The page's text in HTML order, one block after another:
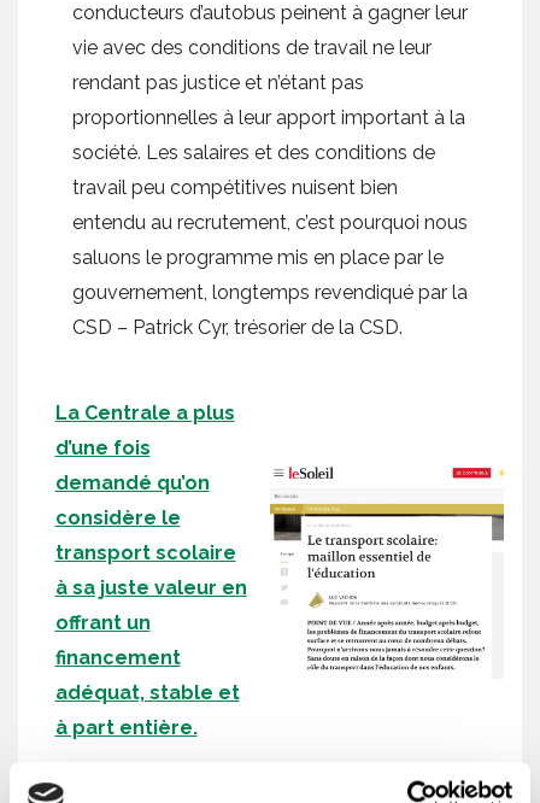
conducteurs d’autobus peinent à gagner leur
vie avec des conditions de travail ne leur
rendant pas justice et n’étant pas
proportionnelles à leur apport important à la
société. Les salaires et des conditions de
travail peu compétitives nuisent bien
entendu au recrutement, c’est pourquoi nous
saluons le programme mis en place par le
gouvernement, longtemps revendiqué par la
CSD – Patrick Cyr, trésorier de la CSD.
La Centrale a plus
d’une fois
demandé qu’on
considère le
transport scolaire
à sa juste valeur en
offrant un
financement
adéquat, stable et
à part entière.